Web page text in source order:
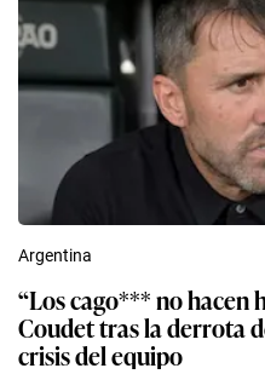
Argentina
“Los cago*** no hacen
Coudet tras la derrota
crisis del equipo